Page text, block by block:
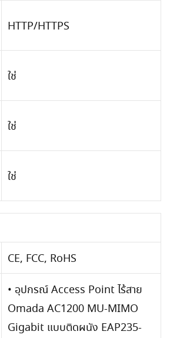
HTTP/HTTPS
ใช่
ใช่
ใช่
CE, FCC, RoHS
• อุปกรณ์ Access Point ไร้สาย
Omada AC1200 MU-MIMO
Gigabit แบบติดผนัง EAP235-